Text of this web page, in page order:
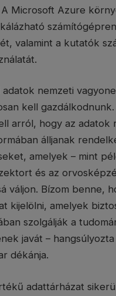
Microsoft Azure
valamint a kutatók
adatok nemzeti
kell
arról, hogy az
álljanak
amelyek – mint
és az
váljon. Bízom benne,
kijelölni, amelyek
szolgálják a
javát – hangsúlyozta
dékánja.
adattárházat